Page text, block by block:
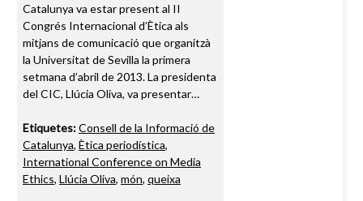
Catalunya va estar present al II
Congrés Internacional d’Ètica als
mitjans de comunicació que organitzà
la Universitat de Sevilla la primera
setmana d’abril de 2013. La presidenta
del CIC, Llúcia Oliva, va presentar…
Etiquetes:Consell de la Informació de
Catalunya, Ètica periodística,
International Conference on Media
Ethics, Llúcia Oliva, món, queixa